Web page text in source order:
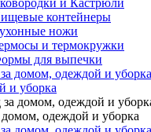
и Кастрюли
контейнеры
ножи
и термокружки
для выпечки
и уборка
за домом, одеждой и
домом, одеждой и уборка